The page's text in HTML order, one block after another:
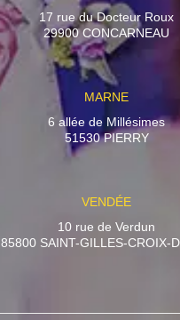
17 rue du Docteur Roux
29900 CONCARNEAU
MARNE
6 allée de Millésimes
51530 PIERRY
VENDÉE
10 rue de Verdun
85800 SAINT-GILLES-CROIX-